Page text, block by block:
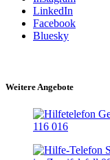
LinkedIn
Facebook
Bluesky
Weitere Angebote